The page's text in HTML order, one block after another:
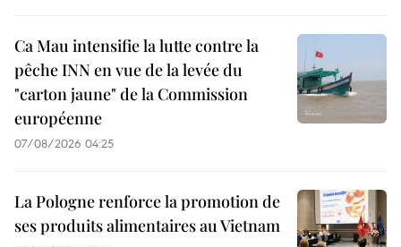
Ca Mau intensifie la lutte contre la
pêche INN en vue de la levée du
"carton jaune" de la Commission
européenne
07/08/2026 04:25
La Pologne renforce la promotion de
ses produits alimentaires au Vietnam